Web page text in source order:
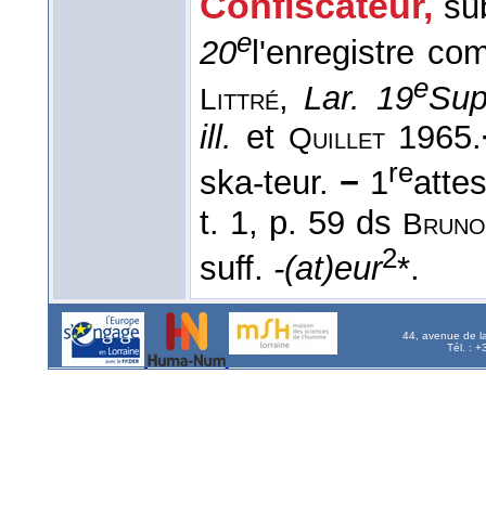
20e l'enregistre
Littré, Lar. 19e
ill. et Quillet 1965.
ska-teur. − 1re
t. 1, p. 59 ds
suff. -(at)eur2*.
44, avenue de
Tél. :